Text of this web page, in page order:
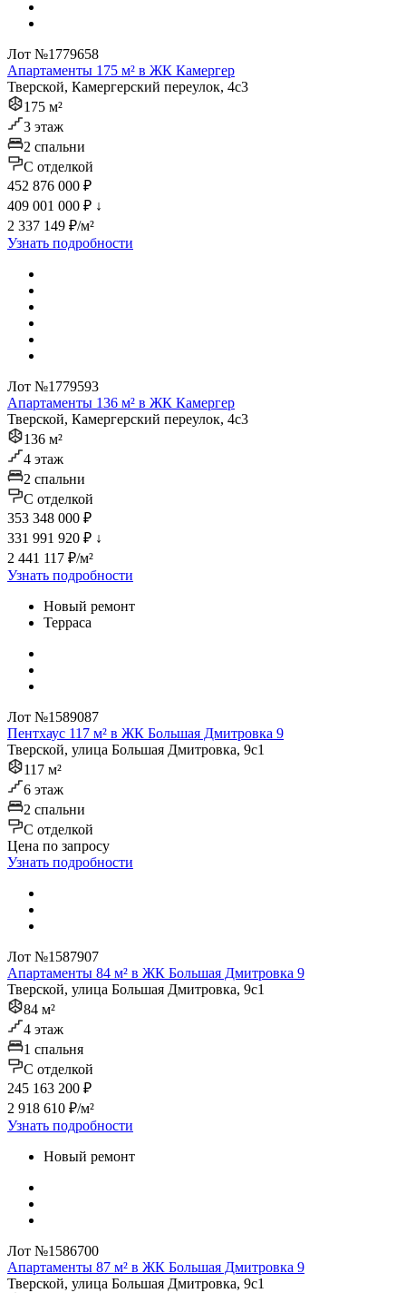
Лот №1779658
Апартаменты 175 м² в ЖК Камергер
Тверской, Камергерский переулок, 4с3
175 м²
3 этаж
2 спальни
C отделкой
452 876 000 ₽
409 001 000 ₽ ↓
2 337 149 ₽/м²
Узнать подробности
Лот №1779593
Апартаменты 136 м² в ЖК Камергер
Тверской, Камергерский переулок, 4с3
136 м²
4 этаж
2 спальни
C отделкой
353 348 000 ₽
331 991 920 ₽ ↓
2 441 117 ₽/м²
Узнать подробности
Новый ремонт
Терраса
Лот №1589087
Пентхаус 117 м² в ЖК Большая Дмитровка 9
Тверской, улица Большая Дмитровка, 9с1
117 м²
6 этаж
2 спальни
C отделкой
Цена по запросу
Узнать подробности
Лот №1587907
Апартаменты 84 м² в ЖК Большая Дмитровка 9
Тверской, улица Большая Дмитровка, 9с1
84 м²
4 этаж
1 спальня
C отделкой
245 163 200 ₽
2 918 610 ₽/м²
Узнать подробности
Новый ремонт
Лот №1586700
Апартаменты 87 м² в ЖК Большая Дмитровка 9
Тверской, улица Большая Дмитровка, 9с1